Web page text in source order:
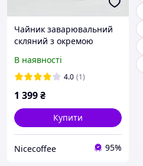
Чайник заварювальний
скляний з окремою
"Тіпод" 600 мл Olens 102-
139
В наявності
4.0 (1)
1 399₴
Купити
Nicecoffee 95%